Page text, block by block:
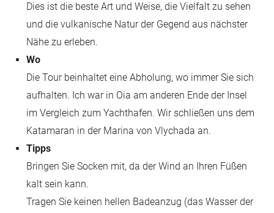
Dies ist die beste Art und Weise, die Vielfalt zu sehen
und die vulkanische Natur der Gegend aus nächster
Nähe zu erleben.
Wo
Die Tour beinhaltet eine Abholung, wo immer Sie sich
aufhalten. Ich war in Oia am anderen Ende der Insel
im Vergleich zum Yachthafen. Wir schließen uns dem
Katamaran in der Marina von Vlychada an.
Tipps
Bringen Sie Socken mit, da der Wind an Ihren Füßen
kalt sein kann.
Tragen Sie keinen hellen Badeanzug (das Wasser der